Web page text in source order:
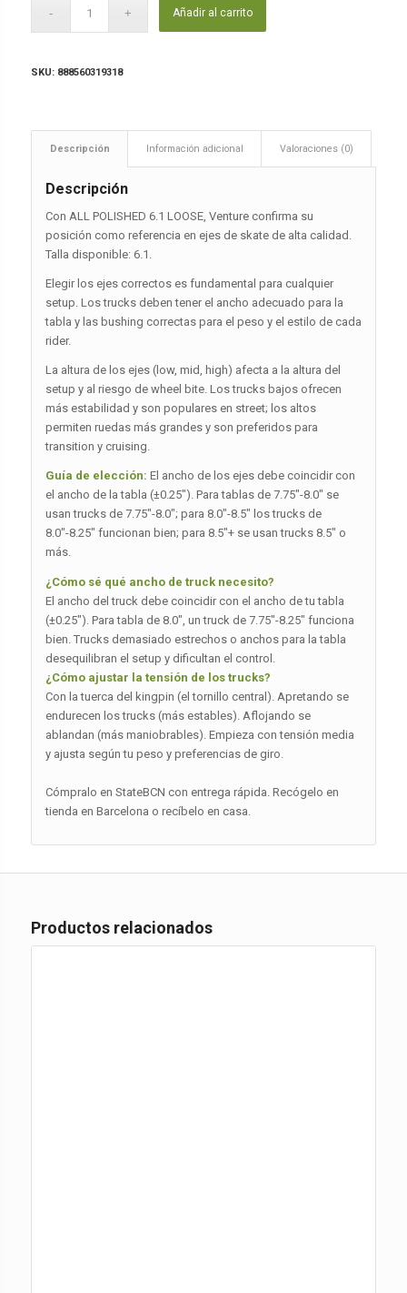
Añadir al carrito
SKU: 888560319318
Descripción Información adicional Valoraciones (0)
Descripción
Con ALL POLISHED 6.1 LOOSE, Venture confirma su
posición como referencia en ejes de skate de alta calidad.
Talla disponible: 6.1.
Elegir los ejes correctos es fundamental para cualquier
setup. Los trucks deben tener el ancho adecuado para la
tabla y las bushing correctas para el peso y el estilo de cada
rider.
La altura de los ejes (low, mid, high) afecta a la altura del
setup y al riesgo de wheel bite. Los trucks bajos ofrecen
más estabilidad y son populares en street; los altos
permiten ruedas más grandes y son preferidos para
transition y cruising.
Guía de elección: El ancho de los ejes debe coincidir con
el ancho de la tabla (±0.25″). Para tablas de 7.75″-8.0″ se
usan trucks de 7.75″-8.0″; para 8.0″-8.5″ los trucks de
8.0″-8.25″ funcionan bien; para 8.5″+ se usan trucks 8.5″ o
más.
¿Cómo sé qué ancho de truck necesito?
El ancho del truck debe coincidir con el ancho de tu tabla
(±0.25″). Para tabla de 8.0″, un truck de 7.75″-8.25″ funciona
bien. Trucks demasiado estrechos o anchos para la tabla
desequilibran el setup y dificultan el control.
¿Cómo ajustar la tensión de los trucks?
Con la tuerca del kingpin (el tornillo central). Apretando se
endurecen los trucks (más estables). Aflojando se
ablandan (más maniobrables). Empieza con tensión media
y ajusta según tu peso y preferencias de giro.
Cómpralo en StateBCN con entrega rápida. Recógelo en
tienda en Barcelona o recíbelo en casa.
Productos relacionados